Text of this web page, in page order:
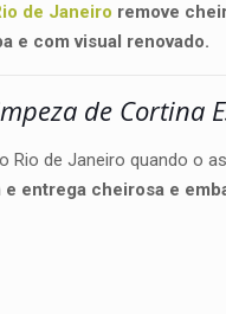
de Janeiro remove
e com visual renovado.
de Cortina
Rio de Janeiro quando o
e entrega cheirosa e